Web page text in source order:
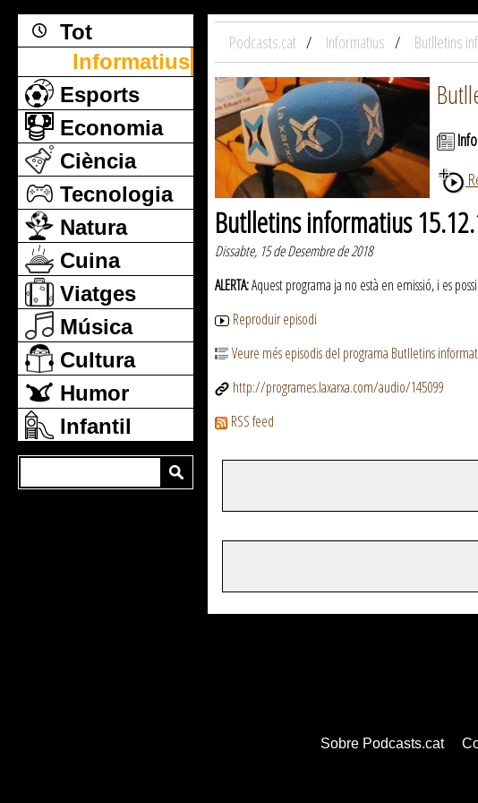
Tot
Informatius
Esports
Economia
Ciència
Tecnologia
Natura
Cuina
Viatges
Música
Cultura
Humor
Infantil
Podcasts.cat Informatius Butlletins
Butlletins informatius
Dissabte, 15 de Desembre de 2018
ALERTA:Aquest programa ja no està en emissió, i es
Reproduir episodi
Veure més episodis del programa Butlletins
http://programes.laxarxa.com/audio/145099
RSS feed
Sobre Podcasts.cat